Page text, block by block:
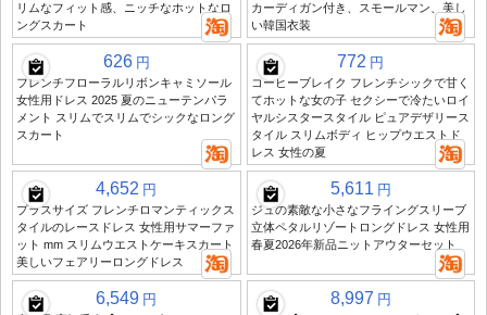
リムなフィット感、ニッチなホットなロ
ングスカート
カーディガン付き、スモールマン、美し
い韓国衣装
626 円
フレンチフローラルリボンキャミソール
女性用ドレス 2025 夏のニューテンパラ
メント スリムでスリムでシックなロング
スカート
772 円
コーヒーブレイク フレンチシックで甘く
てホットな女の子 セクシーで冷たいロイ
ヤルシスタースタイル ピュアデザリース
タイル スリムボディ ヒップウエストド
レス 女性の夏
4,652 円
プラスサイズ フレンチロマンティックス
タイルのレースドレス 女性用サマーファ
ット mm スリムウエストケーキスカート
美しいフェアリーロングドレス
5,611 円
ジュの素敵な小さなフライングスリーブ
立体ペタルリゾートロングドレス 女性用
春夏2026年新品ニットアウターセット
6,549 円 8,997 円